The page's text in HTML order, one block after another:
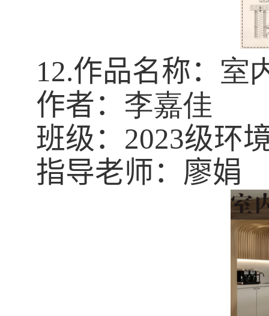
12.作品名称： 室
作者： 李嘉佳
班级： 2023级环
指导老师：廖娟